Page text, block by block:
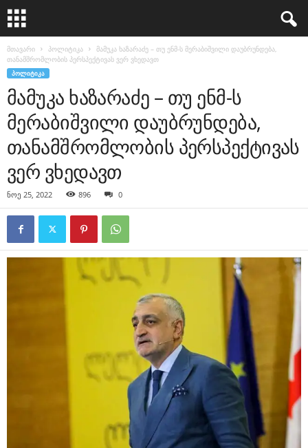
მთავარი პოლიტიკა
მამუკა ხაზარაძე – თუ ენმ-ს მერაბიშვილი დაუბრუნდება,
თანამშრომლობის პერსპექტივას ვერ ვხედავთ
ᲞᲝᲚᲘᲢᲘᲙᲐ
მამუკა ხაზარაძე – თუ ენმ-ს
მერაბიშვილი დაუბრუნდება,
თანამშრომლობის პერსპექტივას
ვერ ვხედავთ
ნოე 25, 2022 896 0